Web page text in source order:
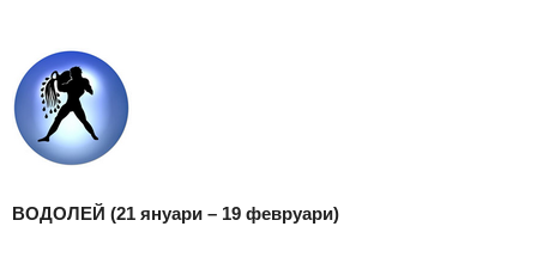
ВОДОЛЕЙ (21 януари – 19 февруари)